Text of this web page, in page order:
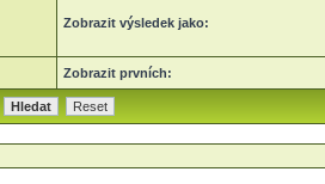
Zobrazit výsledek jako:
Zobrazit prvních: